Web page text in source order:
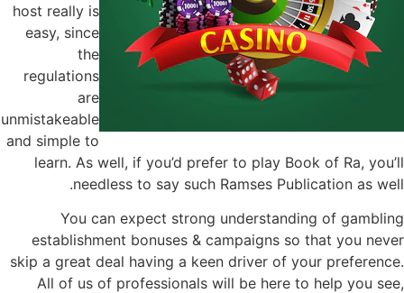
host really is
easy, since
the
regulations
are
unmistakeable
and simple to
learn. As well, if you’d prefer to play Book of Ra, you’ll
needless to say such Ramses Publication as well.
You can expect strong understanding of gambling
establishment bonuses & campaigns so that you never
skip a great deal having a keen driver of your preference.
All of us of professionals will be here to help you see,